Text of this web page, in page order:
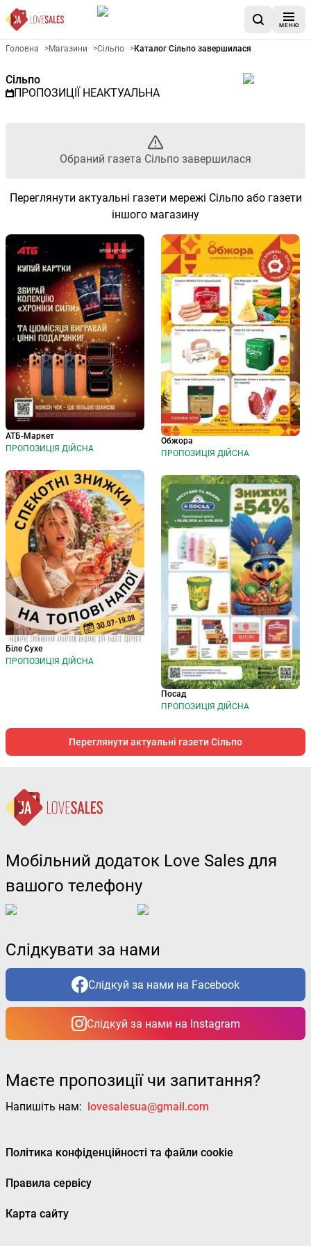
МЕНЮ
Рекламна газета Сільпо -
Головна >Магазини >Сільпо >Каталог Сільпо завершилася
Сільпо
ПРОПОЗИЦІЇ НЕАКТУАЛЬНА
Обраний газета Сільпо завершилася
Переглянути актуальні газети мережі Сільпо або газети
іншого магазину
АТБ-Маркет
ПРОПОЗИЦІЯ ДІЙСНА
Біле Сухе
ПРОПОЗИЦІЯ ДІЙСНА
Обжора
ПРОПОЗИЦІЯ ДІЙСНА
Посад
ПРОПОЗИЦІЯ ДІЙСНА
Переглянути актуальні газети Сільпо
Мобільний додаток Love Sales для
вашого телефону
Слідкувати за нами
Слідкуй за нами на Facebook
Слідкуй за нами на Instagram
Маєте пропозиції чи запитання?
Напишіть нам: lovesalesua@gmail.com
Політика конфіденційності та файли cookie
Правила сервісу
Карта сайту